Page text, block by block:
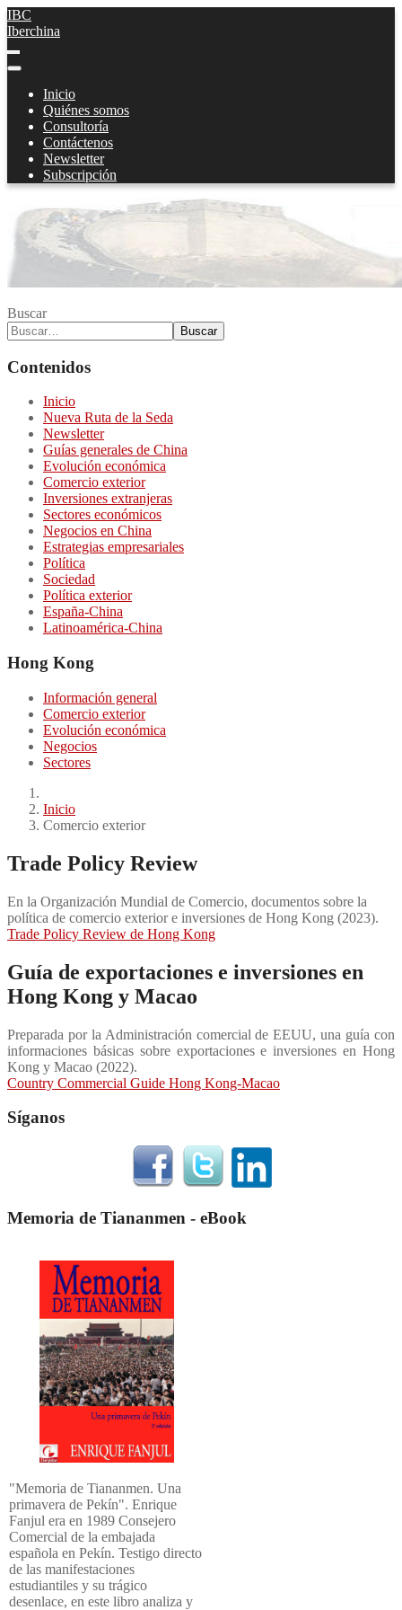
IBC
Iberchina
Inicio
Quiénes somos
Consultoría
Contáctenos
Newsletter
Subscripción
Buscar
Buscar
Contenidos
Inicio
Nueva Ruta de la Seda
Newsletter
Guías generales de China
Evolución económica
Comercio exterior
Inversiones extranjeras
Sectores económicos
Negocios en China
Estrategias empresariales
Política
Sociedad
Política exterior
España-China
Latinoamérica-China
Hong Kong
Información general
Comercio exterior
Evolución económica
Negocios
Sectores
Inicio
Comercio exterior
Trade Policy Review
En la Organización Mundial de Comercio, documentos sobre la
política de comercio exterior e inversiones de Hong Kong (2023).
Trade Policy Review de Hong Kong
Guía de exportaciones e inversiones en
Hong Kong y Macao
Preparada por la Administración comercial de EEUU, una guía con
informaciones básicas sobre exportaciones e inversiones en Hong
Kong y Macao (2022).
Country Commercial Guide Hong Kong-Macao
Síganos
Memoria de Tiananmen - eBook
"Memoria de Tiananmen. Una
primavera de Pekín". Enrique
Fanjul era en 1989 Consejero
Comercial de la embajada
española en Pekín. Testigo directo
de las manifestaciones
estudiantiles y su trágico
desenlace, en este libro analiza y